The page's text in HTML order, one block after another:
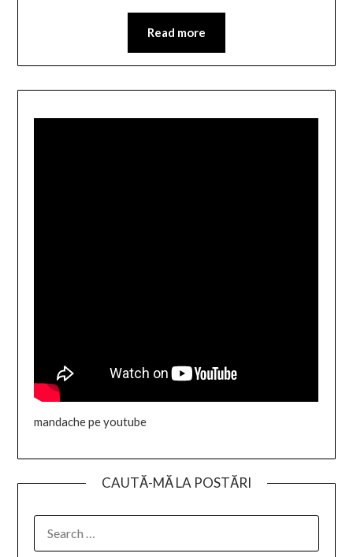
Read more
mandache pe youtube
CAUTĂ-MĂ LA POSTĂRI